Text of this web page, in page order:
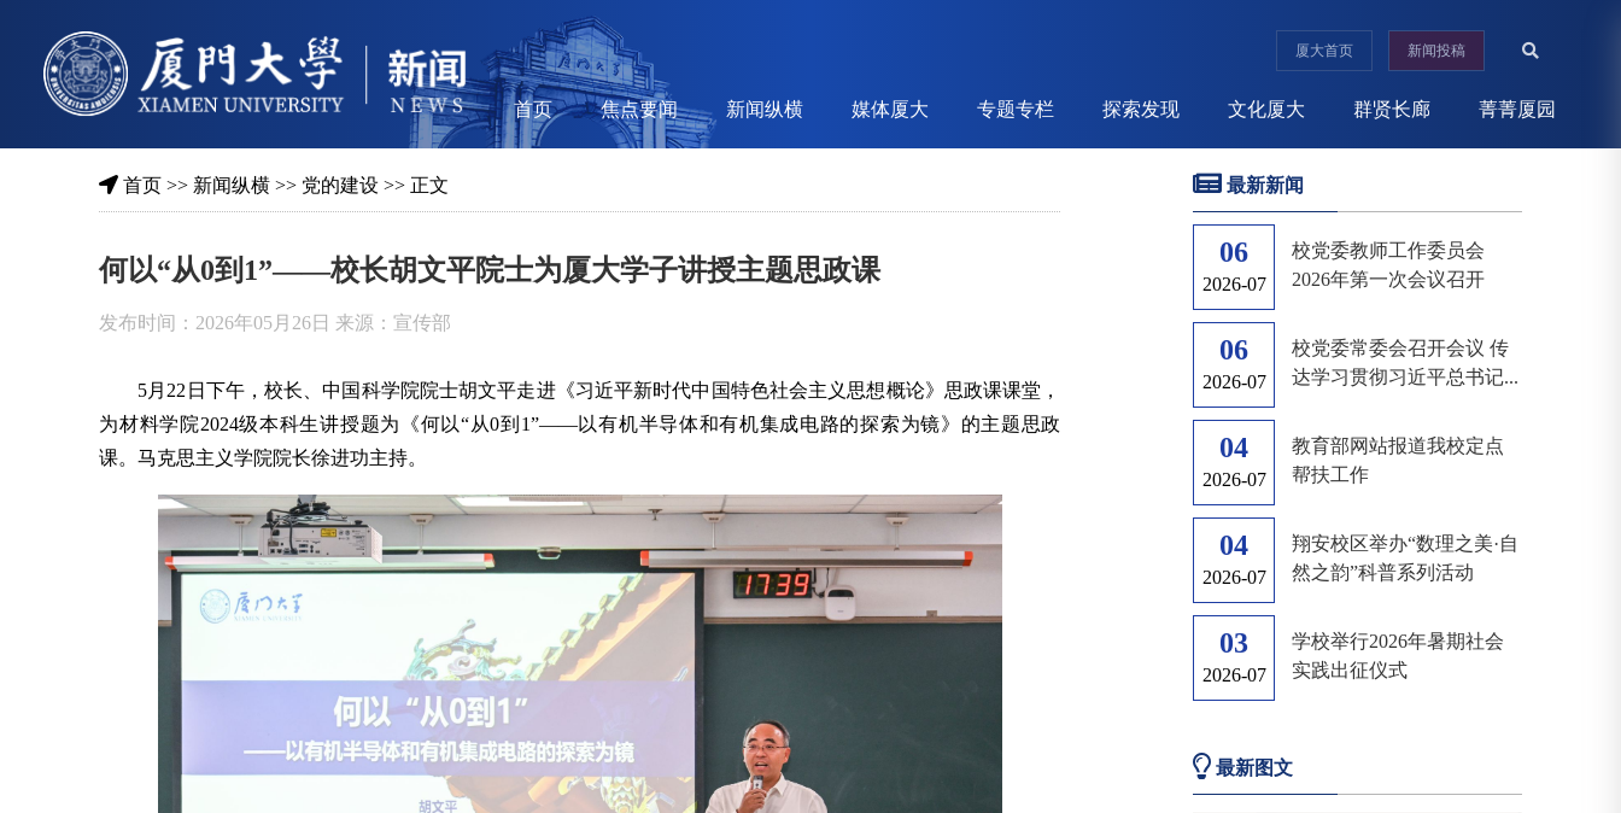
厦大首页 新闻投稿
首页 焦点要闻 新闻纵横 媒体厦大 专题专栏 探索发现 文化厦大 群贤长廊 菁菁厦园
首页 >> 新闻纵横 >> 党的建设 >> 正文
何以“从0到1”——校长胡文平院士为厦大学子讲授主题思政课
发布时间：2026年05月26日 来源：宣传部
5月22日下午，校长、中国科学院院士胡文平走进《习近平新时代中国特色社会主义思想概论》思政课课堂，
为材料学院2024级本科生讲授题为《何以“从0到1”——以有机半导体和有机集成电路的探索为镜》的主题思政
课。马克思主义学院院长徐进功主持。
最新新闻
06
2026-07
校党委教师工作委员会
2026年第一次会议召开
06
2026-07
校党委常委会召开会议 传
达学习贯彻习近平总书记...
04
2026-07
教育部网站报道我校定点
帮扶工作
04
2026-07
翔安校区举办“数理之美·自
然之韵”科普系列活动
03
2026-07
学校举行2026年暑期社会
实践出征仪式
最新图文